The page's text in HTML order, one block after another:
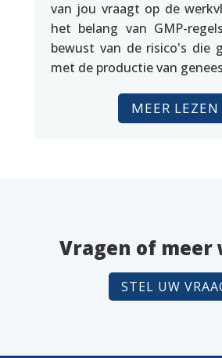
van jou vraagt op de
het belang van GMP-
bewust van de risico's die
met de productie van
MEER LEZEN
Vragen of meer
STEL UW